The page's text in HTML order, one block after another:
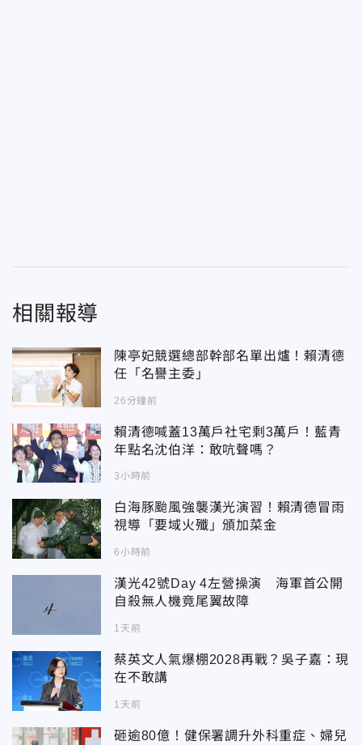
相關報導
陳亭妃競選總部幹部名單出爐！賴清德
任「名譽主委」
26分鐘前
賴清德喊蓋13萬戶社宅剩3萬戶！藍青
年點名沈伯洋：敢吭聲嗎？
3小時前
白海豚颱風強襲漢光演習！賴清德冒雨
視導「要域火殲」頒加菜金
6小時前
漢光42號Day 4左營操演 海軍首公開
自殺無人機竟尾翼故障
1天前
蔡英文人氣爆棚2028再戰？吳子嘉：現
在不敢講
1天前
砸逾80億！健保署調升外科重症、婦兒